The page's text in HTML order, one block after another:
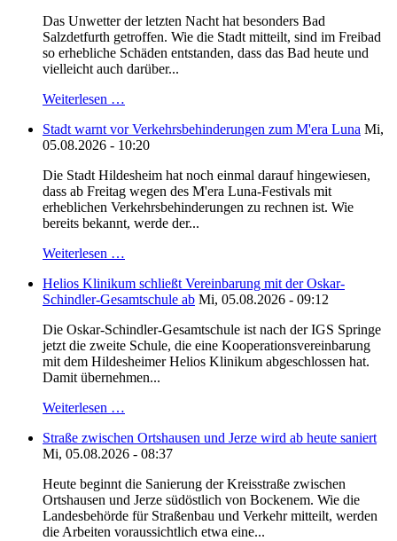
Das Unwetter der letzten Nacht hat besonders Bad
Salzdetfurth getroffen. Wie die Stadt mitteilt, sind im Freibad
so erhebliche Schäden entstanden, dass das Bad heute und
vielleicht auch darüber...
Weiterlesen …
Stadt warnt vor Verkehrsbehinderungen zum M'era Luna Mi,
05.08.2026 - 10:20
Die Stadt Hildesheim hat noch einmal darauf hingewiesen,
dass ab Freitag wegen des M'era Luna-Festivals mit
erheblichen Verkehrsbehinderungen zu rechnen ist. Wie
bereits bekannt, werde der...
Weiterlesen …
Helios Klinikum schließt Vereinbarung mit der Oskar-
Schindler-Gesamtschule ab Mi, 05.08.2026 - 09:12
Die Oskar-Schindler-Gesamtschule ist nach der IGS Springe
jetzt die zweite Schule, die eine Kooperationsvereinbarung
mit dem Hildesheimer Helios Klinikum abgeschlossen hat.
Damit übernehmen...
Weiterlesen …
Straße zwischen Ortshausen und Jerze wird ab heute saniert
Mi, 05.08.2026 - 08:37
Heute beginnt die Sanierung der Kreisstraße zwischen
Ortshausen und Jerze südöstlich von Bockenem. Wie die
Landesbehörde für Straßenbau und Verkehr mitteilt, werden
die Arbeiten voraussichtlich etwa eine...